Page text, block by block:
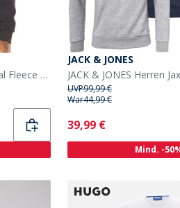
Under Armour Herren UA Rival Fleece Logo Hoodie Schwarz/Weiß
JACK & JONES
UVP99,99 €
War44,99 €
Current
39,99 €
Mind. -